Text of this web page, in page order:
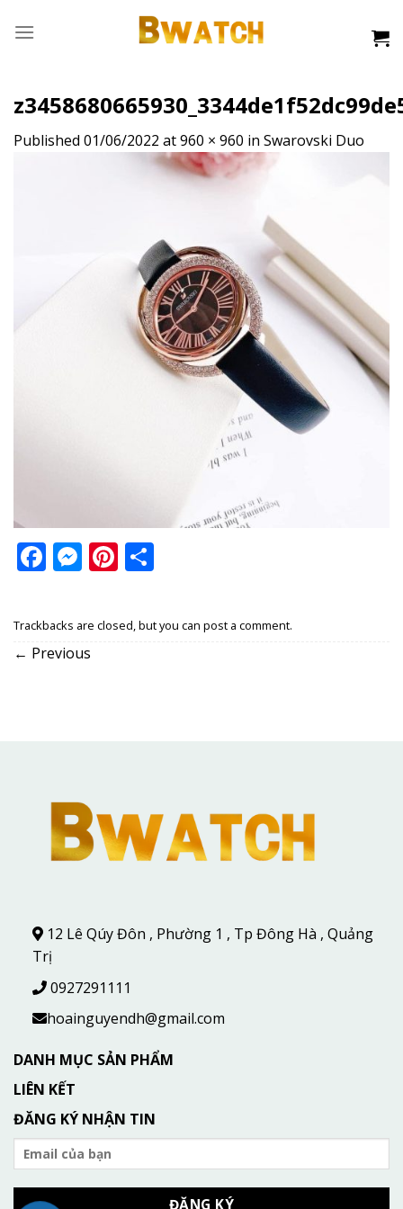
Published 01/06/2022 at960 × 960 in Swarovski Duo
Facebook
Messenger
Pinterest
Trackbacks are closed, but you can post a comment.
← Previous
12 Lê Qúy Đôn , Phường 1 , Tp Đông Hà , Quảng
Trị
0927291111
hoainguyendh@gmail.com
DANH MỤC SẢN PHẨM
LIÊN KẾT
ĐĂNG KÝ NHẬN TIN